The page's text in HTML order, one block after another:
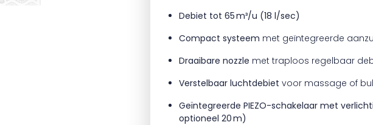
Debiet tot 65 m³/u (18 l/sec)
Compact systeem met geïntegreerde
Draaibare nozzle met traploos regelbaar
Verstelbaar luchtdebiet voor massage of
Geïntegreerde PIEZO-schakelaar met
optioneel 20 m)